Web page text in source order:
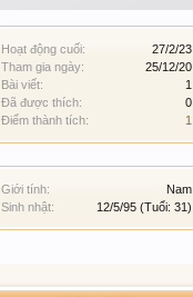
Hoạt động cuối:
27/2/23
Tham gia ngày:
25/12/20
Bài viết:
1
Đã được thích:
0
Điểm thành tích:
1
Giới tính:
Nam
Sinh nhật:
12/5/95 (Tuổi: 31)